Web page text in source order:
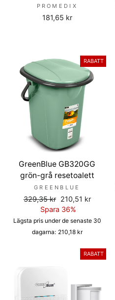
PROMEDIX
181,65 kr
RABATT
GreenBlue GB320GG
grön-grå resetoalett
GREENBLUE
Ordinarie
329,35 kr Försäljningspris
210,51 kr
Spara 36%
Lägsta pris under de senaste 30
dagarna: 210,18 kr
RABATT